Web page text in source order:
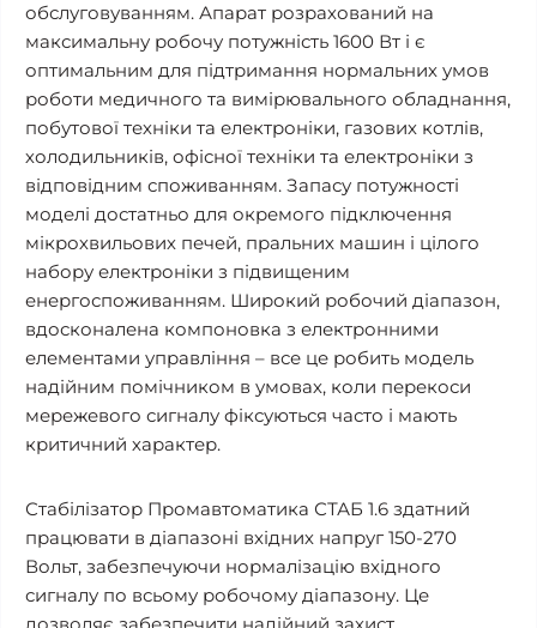
обслуговуванням. Апарат розрахований на
максимальну робочу потужність 1600 Вт і є
оптимальним для підтримання нормальних умов
роботи медичного та вимірювального обладнання,
побутової техніки та електроніки, газових котлів,
холодильників, офісної техніки та електроніки з
відповідним споживанням. Запасу потужності
моделі достатньо для окремого підключення
мікрохвильових печей, пральних машин і цілого
набору електроніки з підвищеним
енергоспоживанням. Широкий робочий діапазон,
вдосконалена компоновка з електронними
елементами управління – все це робить модель
надійним помічником в умовах, коли перекоси
мережевого сигналу фіксуються часто і мають
критичний характер.
Стабілізатор Промавтоматика СТАБ 1.6 здатний
працювати в діапазоні вхідних напруг 150-270
Вольт, забезпечуючи нормалізацію вхідного
сигналу по всьому робочому діапазону. Це